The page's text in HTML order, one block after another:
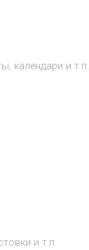
календари и т.п.
и т.п.